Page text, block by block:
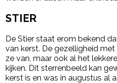
STIER
De Stier staat erom bekend
van kerst. De gezelligheid
ze van, maar ook al het
kijken. Dit sterrenbeeld kan
kerst is en was in augustus al